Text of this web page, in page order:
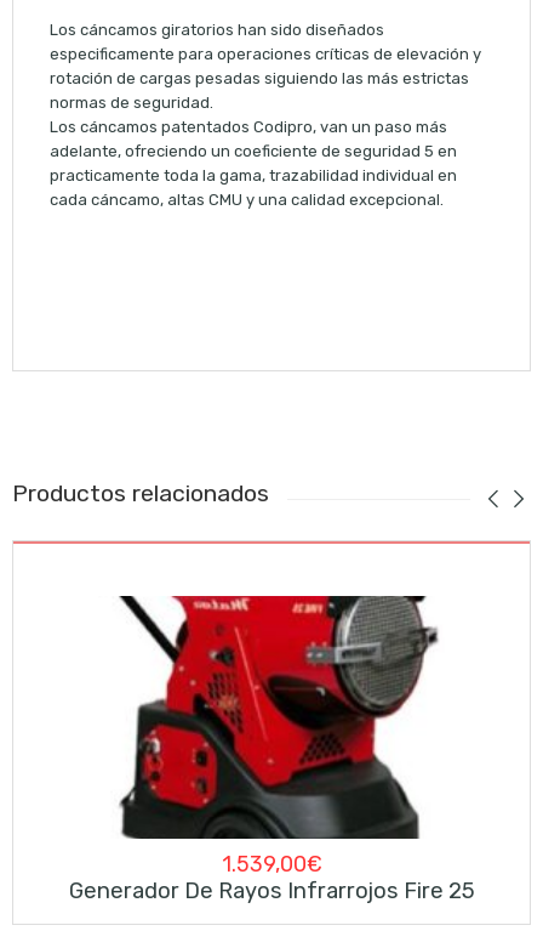
Los cáncamos giratorios han sido diseñados
especificamente para operaciones críticas de elevación y
rotación de cargas pesadas siguiendo las más estrictas
normas de seguridad.
Los cáncamos patentados Codipro, van un paso más
adelante, ofreciendo un coeficiente de seguridad 5 en
practicamente toda la gama, trazabilidad individual en
cada cáncamo, altas CMU y una calidad excepcional.
Productos relacionados
1.539,00€
Generador De Rayos Infrarrojos Fire 25